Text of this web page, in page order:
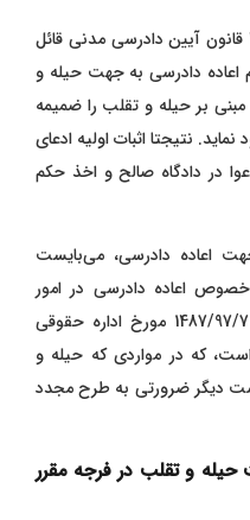
رویه قضایی با تفسیر بند 6 ماده 426 قانون آیین دادرسی مدنی قائل
اعاده دادرسی به جهت حیله و
بر حیله و تقلب را ضمیمه
نماید. نتیجتا اثبات اولیه ادعای
در دادگاه صالح و اخذ حکم
اعاده دادرسی، می‌بایست
خصوص اعاده دادرسی در امور
وفق نظریه مشورتی شماره 1487/97/7 مورخ اداره حقوقی
که در مواردی که حیله و
دیگر ضرورتی به طرح مجدد
و تقلب در فرجه مقرر